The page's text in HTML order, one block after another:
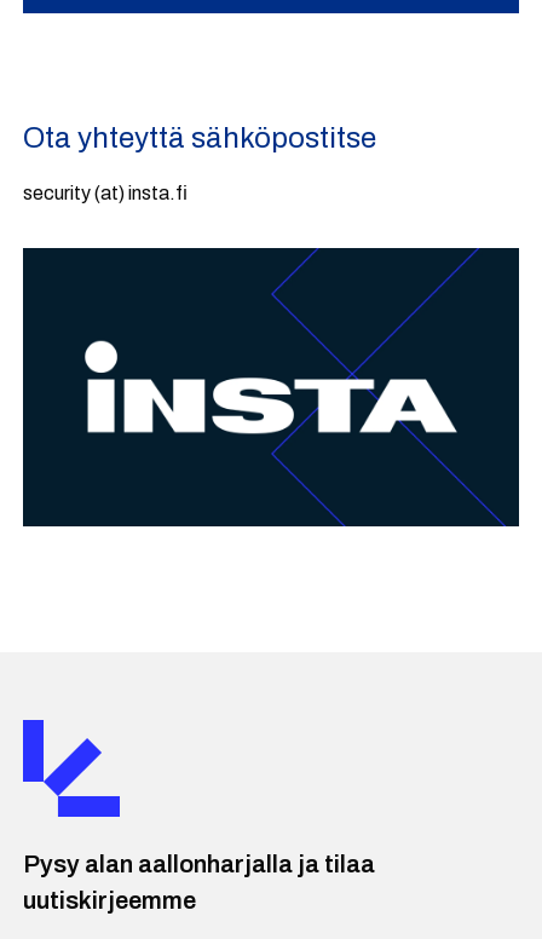
Ota yhteyttä sähköpostitse
security (at) insta.fi
Pysy alan aallonharjalla ja tilaa
uutiskirjeemme